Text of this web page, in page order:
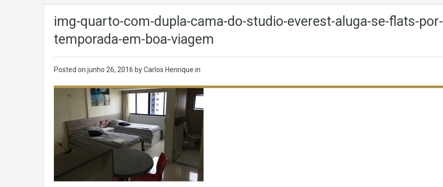
img-quarto-com-dupla-cama-do-studio-everest-aluga-se-flats-por-
temporada-em-boa-viagem
Posted on junho 26, 2016 by Carlos Henrique in